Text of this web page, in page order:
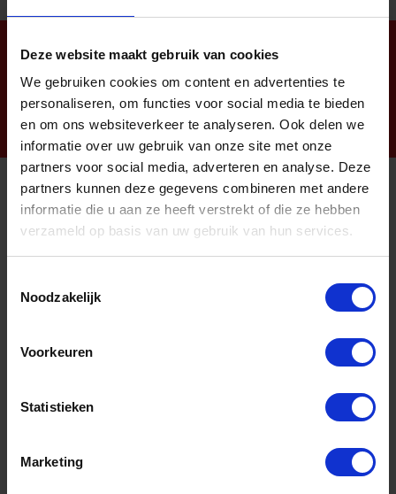
Deze website maakt gebruik van cookies
We gebruiken cookies om content en advertenties te
personaliseren, om functies voor social media te bieden
en om ons websiteverkeer te analyseren. Ook delen we
informatie over uw gebruik van onze site met onze
partners voor social media, adverteren en analyse. Deze
partners kunnen deze gegevens combineren met andere
informatie die u aan ze heeft verstrekt of die ze hebben
verzameld op basis van uw gebruik van hun services.
Noodzakelijk
Voorkeuren
Statistieken
Marketing
Nieuwsbrief
Informatie
Klachtenregeling Ome Dick
Privacyverklaring Ome Dick